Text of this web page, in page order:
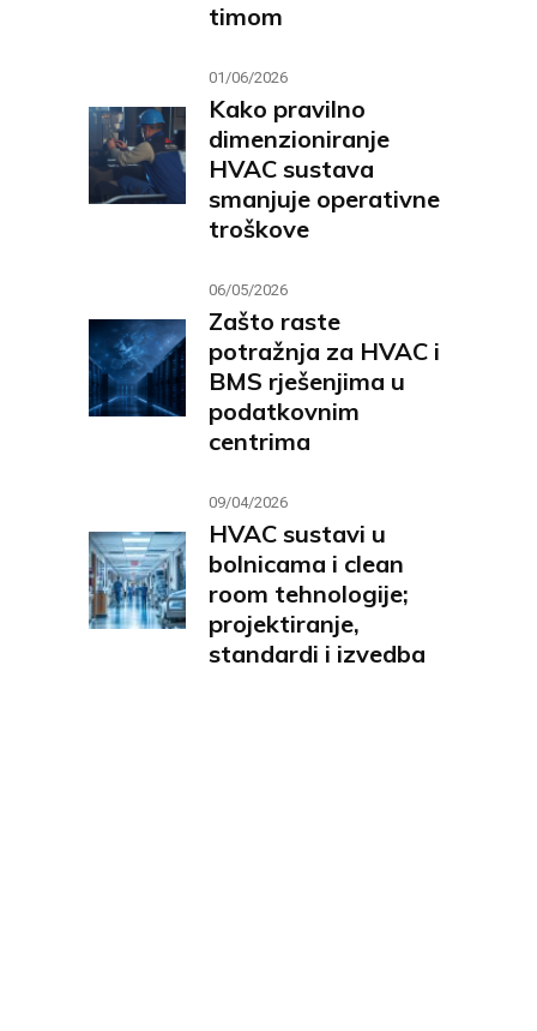
timom
01/06/2026
Kako pravilno
dimenzioniranje
HVAC sustava
smanjuje operativne
troškove
06/05/2026
Zašto raste
potražnja za HVAC i
BMS rješenjima u
podatkovnim
centrima
09/04/2026
HVAC sustavi u
bolnicama i clean
room tehnologije;
projektiranje,
standardi i izvedba